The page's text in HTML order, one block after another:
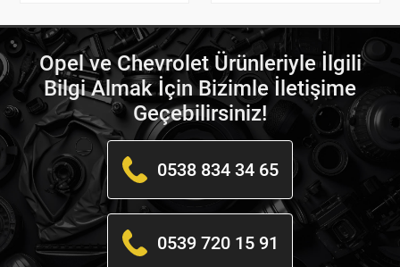
Opel ve Chevrolet Ürünleriyle İlgili
Bilgi Almak İçin Bizimle İletişime
Geçebilirsiniz!
0538 834 34 65
0539 720 15 91